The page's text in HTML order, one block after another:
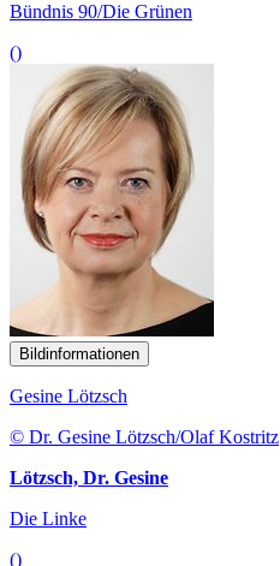
Bündnis 90/Die Grünen
()
Bildinformationen
Gesine Lötzsch
© Dr. Gesine Lötzsch/Olaf Kostritz
Lötzsch, Dr. Gesine
Die Linke
()